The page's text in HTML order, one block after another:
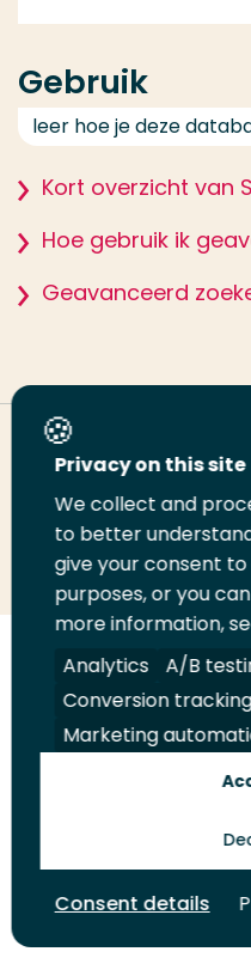
Gebruik
leer hoe je deze
Kort overzicht van
Hoe gebruik ik
Geavanceerd
Deel deze pagina
Deel
LinkedIn
Deel
op
Twitter
Deel
op
Volg
ons
op
LinkedIn
Volg
ons
op
Facebook
Volg
ons
op
YouTube
Volg
ons
op
Juridisch Security
Privacy on this site
We collect and
to better
give your consent
purposes, or you
more information,
Analytics
A/B
Conversion tracking
Marketing
Consent details